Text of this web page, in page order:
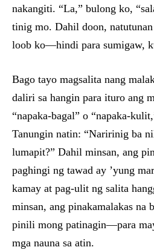
nakangiti. “La,” bulong ko,
tinig mo. Dahil doon,
loob ko—hindi para sumigaw,
Bago tayo magsalita nang
daliri sa hangin para ituro ang
“napaka-bagal” o “napaka-
Tanungin natin: “Naririnig ba
lumapit?” Dahil minsan, ang
paghingi ng tawad ay ’yung
kamay at pag-ulit ng salita
minsan, ang pinakamalakas na
pinili mong patinagin—para
mga nauna sa atin.